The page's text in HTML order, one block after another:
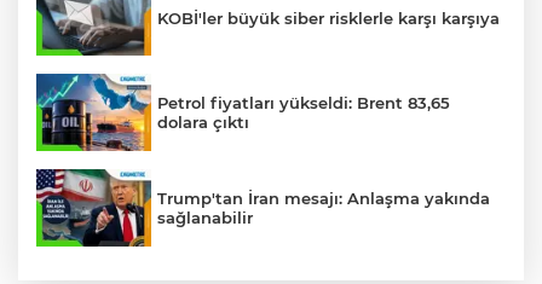
KOBİ'ler büyük siber risklerle karşı karşıya
Petrol fiyatları yükseldi: Brent 83,65
dolara çıktı
Trump'tan İran mesajı: Anlaşma yakında
sağlanabilir